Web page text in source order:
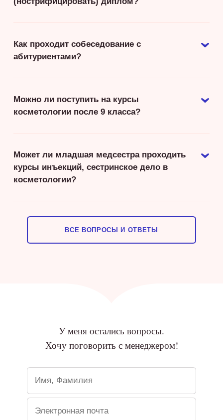
Как проходит собеседование с
абитуриентами?
Можно ли поступить на курсы
косметологии после 9 класса?
Может ли младшая медсестра проходить
курсы инъекций, сестринское дело в
косметологии?
ВСЕ ВОПРОСЫ И ОТВЕТЫ
У меня остались вопросы.
Хочу поговорить с менеджером!